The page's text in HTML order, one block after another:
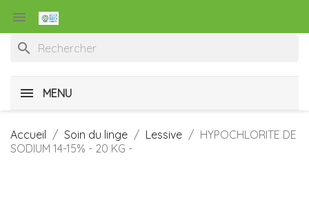

search
MENU
Accueil Soin du linge Lessive
HYPOCHLORITE DE
SODIUM 14-15% - 20 KG -